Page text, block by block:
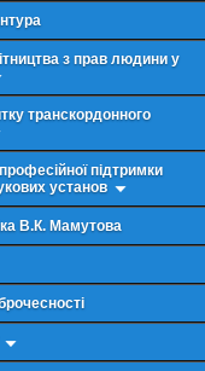
з прав людини у
транскордонного
підтримки
установ
В.К. Мамутова